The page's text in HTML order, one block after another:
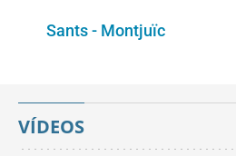
Sants - Montjuïc
VÍDEOS